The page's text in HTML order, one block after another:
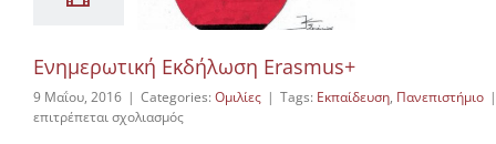
κάμερα
του
Ενημερωτική Εκδήλωση Erasmus+
9 Μαΐου, 2016 | Categories: Ομιλίες | Tags: Εκπαίδευση, Πανεπιστήμιο |
επιτρέπεται σχολιασμόςστο